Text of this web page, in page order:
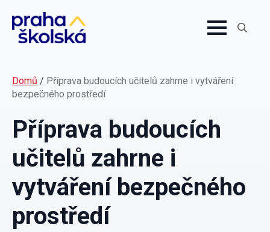
Domů / Příprava budoucích učitelů zahrne i vytváření
bezpečného prostředí
Příprava budoucích
učitelů zahrne i
vytváření bezpečného
prostředí